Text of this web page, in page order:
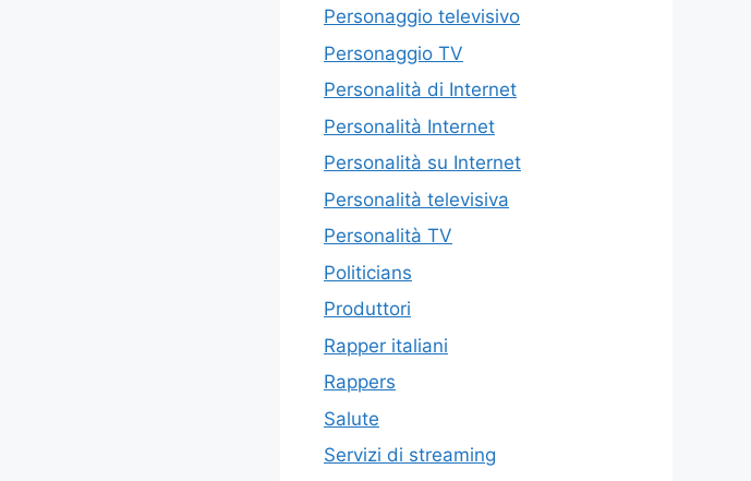
Personaggio televisivo
Personaggio TV
Personalità di Internet
Personalità Internet
Personalità su Internet
Personalità televisiva
Personalità TV
Politicians
Produttori
Rapper italiani
Rappers
Salute
Servizi di streaming